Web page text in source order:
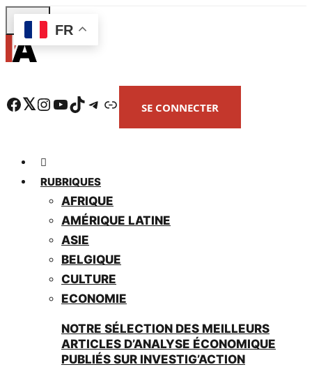
Skip
to
main
Facebook Twitter Instagram YouTube TikTok Telegram Lien SE CONNECTER
RUBRIQUES
AFRIQUE
AMÉRIQUE LATINE
ASIE
BELGIQUE
CULTURE
ECONOMIE
NOTRE SÉLECTION DES MEILLEURS
ARTICLES D’ANALYSE ÉCONOMIQUE
PUBLIÉS SUR INVESTIG’ACTION
FR